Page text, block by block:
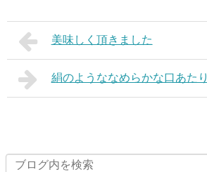
美味しく頂きました
絹のようななめらかな口あたり